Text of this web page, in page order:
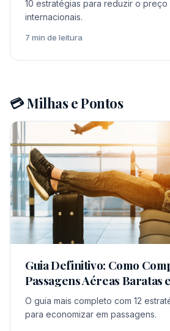
10 estratégias para reduzir o
internacionais.
7 min de leitura
💳 Milhas e Pontos
Guia Definitivo: Como
Passagens Aéreas Baratas
O guia mais completo com 12
para economizar em passagens.